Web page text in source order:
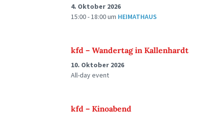
4. Oktober 2026
15:00 - 18:00um HEIMATHAUS
kfd – Wandertag in Kallenhardt
10. Oktober 2026
All-day event
kfd – Kinoabend